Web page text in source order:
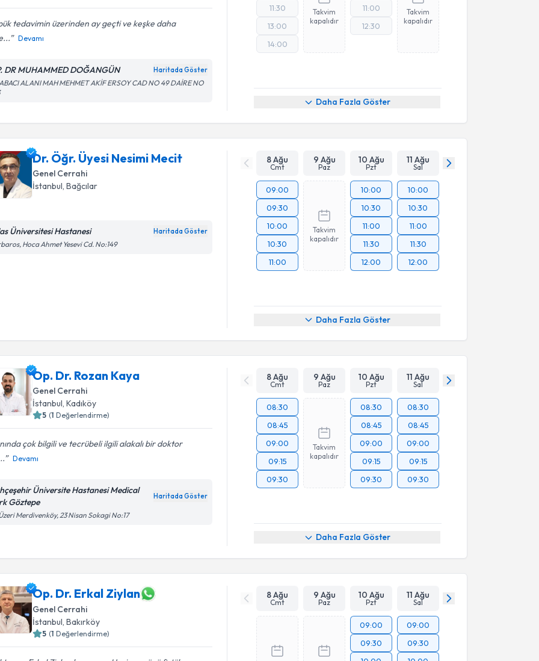
tedavimin üzerinden ay geçti ve keşke daha
Devamı
DR MUHAMMED DOĞANGÜN Haritada Göster
ALANI MAH MEHMET AKİF ERSOY CAD NO 49 DAİRE NO
11:30
13:00
14:00
Takvim
kapalıdır
11:00
12:30
Takvim
kapalıdır
Daha Fazla Göster
Dr. Öğr. Üyesi Nesimi Mecit
Genel Cerrahi
İstanbul , Bağcılar
Üniversitesi Hastanesi Haritada Göster
Hoca Ahmet Yesevi Cd. No:149
8 Ağu
Cmt
9 Ağu
Paz
10 Ağu
Pzt
11 Ağu
Sal
09:00
09:30
10:00
10:30
11:00
Takvim
kapalıdır
10:00
10:30
11:00
11:30
12:00
10:00
10:30
11:00
11:30
12:00
Daha Fazla Göster
Op. Dr. Rozan Kaya
Genel Cerrahi
İstanbul, Kadıköy
5 (1 Değerlendirme)
çok bilgili ve tecrübeli ilgili alakalı bir doktor
Devamı
Üniversite Hastanesi Medical
Göztepe
Haritada Göster
Merdivenköy, 23 Nisan Sokagi No:17
8 Ağu
Cmt
9 Ağu
Paz
10 Ağu
Pzt
11 Ağu
Sal
08:30
08:45
09:00
09:15
09:30
Takvim
kapalıdır
08:30
08:45
09:00
09:15
09:30
08:30
08:45
09:00
09:15
09:30
Daha Fazla Göster
Op. Dr. Erkal Ziylan
Genel Cerrahi
İstanbul , Bakırköy
5 (1 Değerlendirme)
8 Ağu
Cmt
9 Ağu
Paz
10 Ağu
Pzt
11 Ağu
Sal
09:00
09:30
09:00
09:30